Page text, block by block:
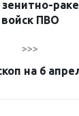
войск ПВО
>>>
на 6